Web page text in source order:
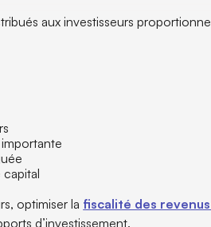
aux investisseurs
optimiser la fiscalité des
d’investissement.